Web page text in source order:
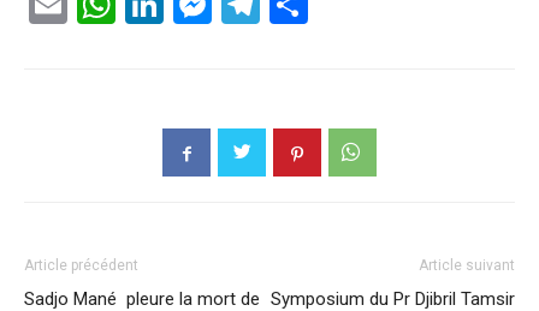
Article précédent
Sadjo Mané pleure la mort de
Article suivant
Symposium du Pr Djibril Tamsir